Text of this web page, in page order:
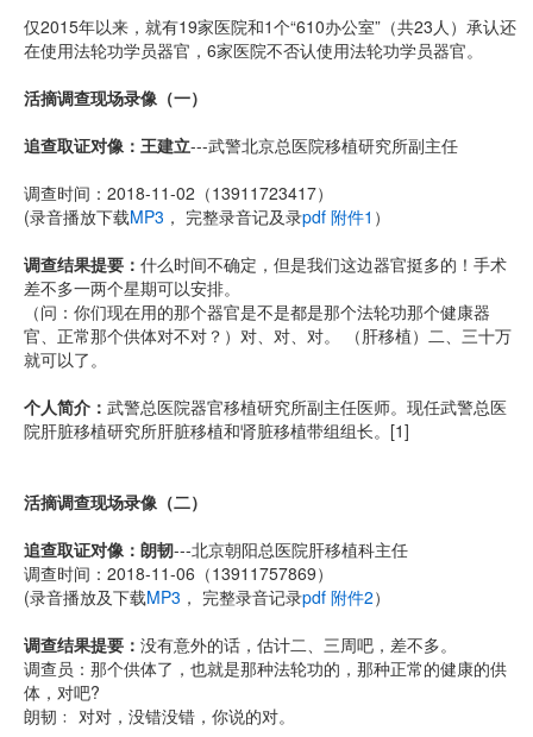
仅2015年以来，就有19家医院和1个“610办公室”（共23人）承认还
在使用法轮功学员器官，6家医院不否认使用法轮功学员器官。
活摘调查现场录像（一）
追查取证对像：王建立---武警北京总医院移植研究所副主任
调查时间：2018-11-02（13911723417）
(录音播放下载MP3 ， 完整录音记及录pdf 附件1 ）
调查结果提要： 什么时间不确定，但是我们这边器官挺多的！手术
差不多一两个星期可以安排。
（问：你们现在用的那个器官是不是都是那个法轮功那个健康器
官、正常那个供体对不对？）对、对、对。 （肝移植）二、三十万
就可以了。
个人简介： 武警总医院器官移植研究所副主任医师。现任武警总医
院肝脏移植研究所肝脏移植和肾脏移植带组组长。[1]
活摘调查现场录像（二）
追查取证对像：朗韧---北京朝阳总医院肝移植科主任
调查时间：2018-11-06（13911757869）
(录音播放及下载MP3 ， 完整录音记录pdf 附件2）
调查结果提要： 没有意外的话，估计二、三周吧，差不多。
调查员：那个供体了，也就是那种法轮功的，那种正常的健康的供
体，对吧?
朗韧﹕ 对对，没错没错，你说的对。